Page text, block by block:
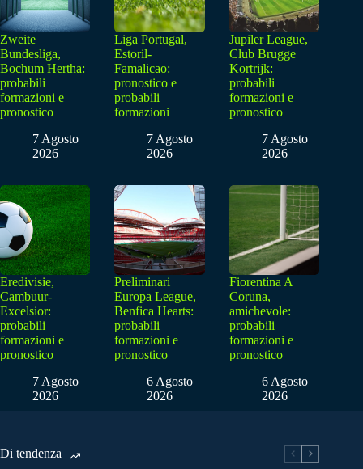
Zweite
Bundesliga,
Bochum Hertha:
probabili
formazioni e
pronostico
7 Agosto
2026
Liga Portugal,
Estoril-
Famalicao:
pronostico e
probabili
formazioni
7 Agosto
2026
Jupiler League,
Club Brugge
Kortrijk:
probabili
formazioni e
pronostico
7 Agosto
2026
Eredivisie,
Cambuur-
Excelsior:
probabili
formazioni e
pronostico
7 Agosto
2026
Preliminari
Europa League,
Benfica Hearts:
probabili
formazioni e
pronostico
6 Agosto
2026
Fiorentina A
Coruna,
amichevole:
probabili
formazioni e
pronostico
6 Agosto
2026
Di tendenza